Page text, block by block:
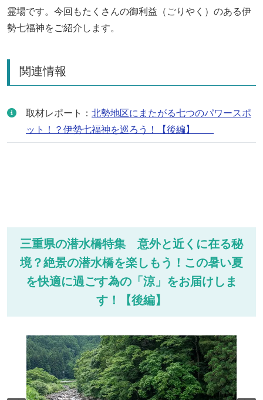
霊場です。今回もたくさんの御利益（ごりやく）のある伊
勢七福神をご紹介します。
関連情報
取材レポート： 北勢地区にまたがる七つのパワースポ
ット！？伊勢七福神を巡ろう！【後編】
三重県の潜水橋特集 意外と近くに在る秘
境？絶景の潜水橋を楽しもう！この暑い夏
を快適に過ごす為の「涼」をお届けしま
す！【後編】